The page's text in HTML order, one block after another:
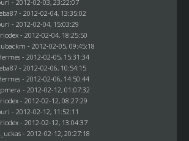
- 2012-02-03, 23:22:07
- 2012-02-04, 13:35:02
- 2012-02-04, 15:03:29
- 2012-02-04, 18:25:50
- 2012-02-05, 09:45:18
- 2012-02-05, 15:31:34
- 2012-02-06, 10:54:15
- 2012-02-06, 14:50:44
- 2012-02-12, 01:07:32
- 2012-02-12, 08:27:29
- 2012-02-12, 11:52:11
- 2012-02-12, 13:04:37
- 2012-02-12, 20:27:18